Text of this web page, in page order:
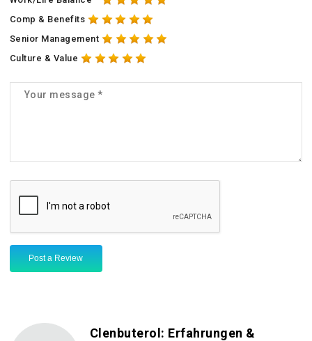
Comp & Benefits
Senior Management
Culture & Value
Post a Review
Clenbuterol: Erfahrungen &